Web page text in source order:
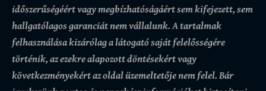
időszerűségéért vagy megbízhatóságáért sem kifejezett, sem
hallgatólagos garanciát nem vállalunk.A tartalmak
felhasználása kizárólag a látogató saját felelősségére
történik, az ezekre alapozott döntésekért vagy
következményekért az oldal üzemeltetője nem felel. Bár